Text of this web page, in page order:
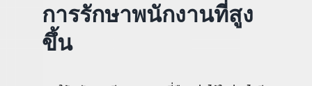
การรักษาพนักงานที่สูง
ขึ้น